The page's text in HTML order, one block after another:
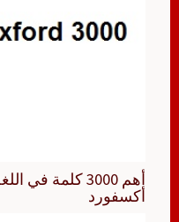
أهم 3000 كلمة
أكسفورد